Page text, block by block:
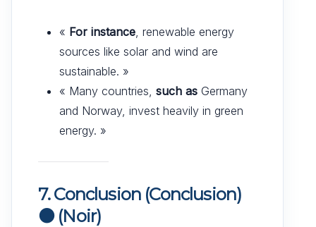
« For instance , renewable energy
sources like solar and wind are
sustainable. »
« Many countries, such as Germany
and Norway, invest heavily in green
energy. »
7. Conclusion (Conclusion)
⚫ (Noir)